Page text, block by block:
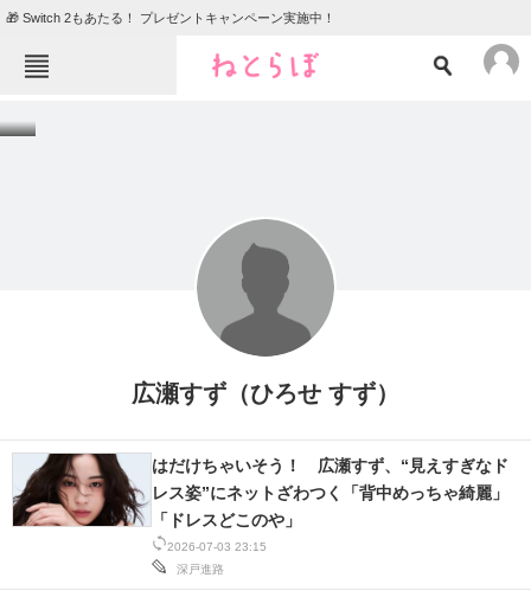
🎁 Switch 2もあたる！ プレゼントキャンペーン実施中！
TOP
地域
教育・育児
リサーチ
注目記事を集めた総合ページ
ITの今と未来を見通す
スマホと通信の最新トレンド
広瀬すず（ひろせ すず）
2026-07-03 23:15
深戸進路
はだけちゃいそう！ 広瀬すず、“見えすぎなド
レス姿”にネットざわつく「背中めっちゃ綺麗」
「ドレスどこのや」